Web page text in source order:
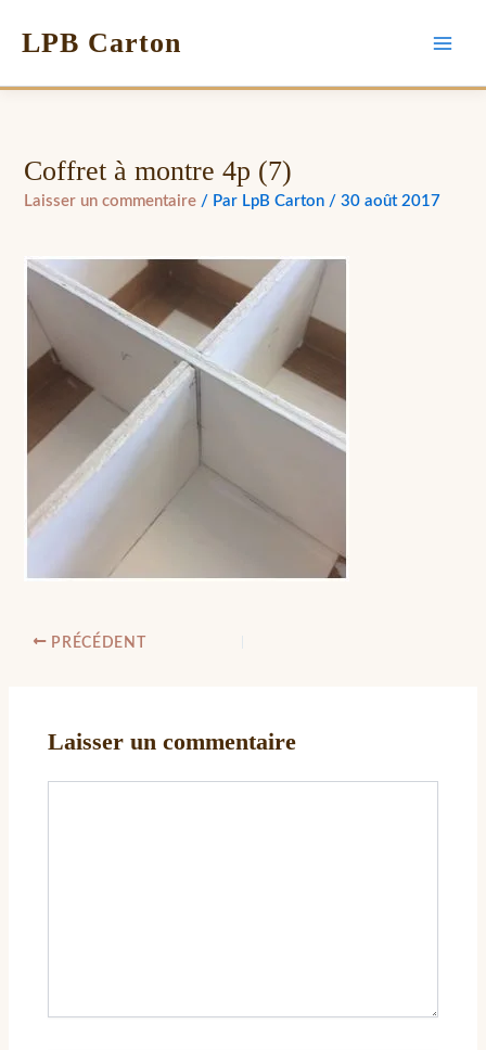
LPB Carton
Coffret à montre 4p (7)
Laisser un commentaire / Par LpB Carton /30 août 2017
PRÉCÉDENT
Laisser un commentaire